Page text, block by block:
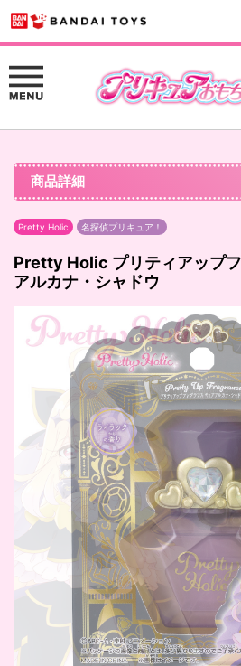
商品詳細
Pretty Holic 名探偵プリキュア！
Pretty Holic プリティアップ
アルカナ・シャドウ